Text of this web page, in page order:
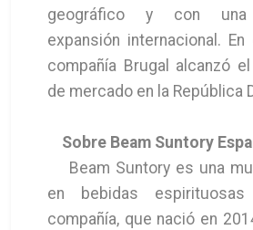
geográfico y con una
expansión internacional.
compañía Brugal alcanzó
de mercado en la República
Sobre Beam Suntory
Beam Suntory es una
en bebidas
compañía, que nació en